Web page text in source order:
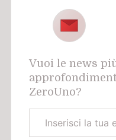
Vuoi le news
ZeroUno?
aziendale